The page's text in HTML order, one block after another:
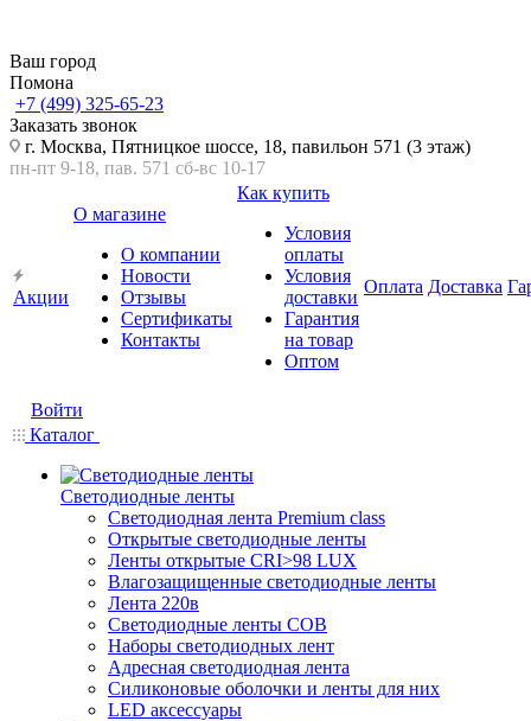
Ваш город
Помона
+7 (499) 325-65-23
Заказать звонок
г. Москва, Пятницкое шоссе, 18, павильон 571 (3 этаж)
пн-пт 9-18, пав. 571 сб-вс 10-17
Акции
О магазине
О компании
Новости
Отзывы
Сертификаты
Контакты
Как купить
Условия
оплаты
Условия
доставки
Гарантия
на товар
Оптом
Оплата Доставка
Войти
Каталог
Светодиодные ленты
Светодиодная лента Premium class
Открытые светодиодные ленты
Ленты открытые CRI>98 LUX
Влагозащищенные светодиодные ленты
Лента 220в
Светодиодные ленты COB
Наборы светодиодных лент
Адресная светодиодная лента
Силиконовые оболочки и ленты для них
LED аксессуары